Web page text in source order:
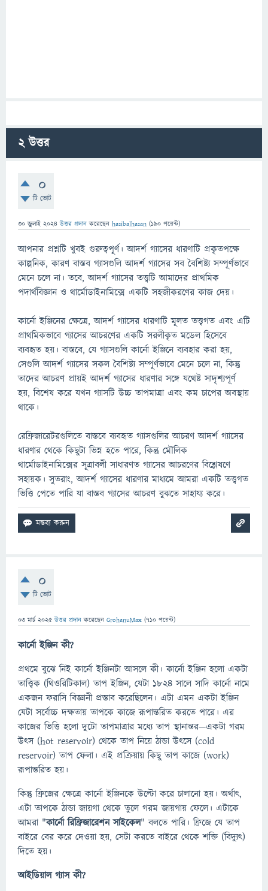
2উত্তর
0
টি ভোট
30 জুলাই 2024 উত্তর প্রদান করেছেন hasibalhasan (190 পয়েন্ট)
আপনার প্রশ্নটি খুবই গুরুত্বপূর্ণ। আদর্শ গ্যাসের ধারণাটি প্রকৃতপক্ষে
কাল্পনিক, কারণ বাস্তব গ্যাসগুলি আদর্শ গ্যাসের সব বৈশিষ্ট্য সম্পূর্ণভাবে
মেনে চলে না। তবে, আদর্শ গ্যাসের তত্ত্বটি আমাদের প্রাথমিক
পদার্থবিজ্ঞান ও থার্মোডাইনামিক্সে একটি সহজীকরণের কাজ দেয়।
কার্নো ইঞ্জিনের ক্ষেত্রে, আদর্শ গ্যাসের ধারণাটি মূলত তত্ত্বগত এবং এটি
প্রাথমিকভাবে গ্যাসের আচরণের একটি সরলীকৃত মডেল হিসেবে
ব্যবহৃত হয়। বাস্তবে, যে গ্যাসগুলি কার্নো ইঞ্জিনে ব্যবহার করা হয়,
সেগুলি আদর্শ গ্যাসের সকল বৈশিষ্ট্য সম্পূর্ণভাবে মেনে চলে না, কিন্তু
তাদের আচরণ প্রায়ই আদর্শ গ্যাসের ধারণার সঙ্গে যথেষ্ট সাদৃশ্যপূর্ণ
হয়, বিশেষ করে যখন গ্যাসটি উচ্চ তাপমাত্রা এবং কম চাপের অবস্থায়
থাকে।
রেফ্রিজারেটরগুলিতে বাস্তবে ব্যবহৃত গ্যাসগুলির আচরণ আদর্শ গ্যাসের
ধারণার থেকে কিছুটা ভিন্ন হতে পারে, কিন্তু মৌলিক
থার্মোডাইনামিক্সের সূত্রাবলী সাধারণত গ্যাসের আচরণের বিশ্লেষণে
সহায়ক। সুতরাং, আদর্শ গ্যাসের ধারণার মাধ্যমে আমরা একটি তত্ত্বগত
ভিত্তি পেতে পারি যা বাস্তব গ্যাসের আচরণ বুঝতে সাহায্য করে।
0
টি ভোট
03 মার্চ 2025 উত্তর প্রদান করেছেন GrohanuMax (710 পয়েন্ট)
কার্নো ইঞ্জিন কী?
প্রথমে বুঝে নিই কার্নো ইঞ্জিনটা আসলে কী। কার্নো ইঞ্জিন হলো একটা
তাত্ত্বিক (থিওরিটিকাল) তাপ ইঞ্জিন, যেটা ১৮২৪ সালে সাদি কার্নো নামে
একজন ফরাসি বিজ্ঞানী প্রস্তাব করেছিলেন। এটা এমন একটা ইঞ্জিন
যেটা সর্বোচ্চ দক্ষতায় তাপকে কাজে রূপান্তরিত করতে পারে। এর
কাজের ভিত্তি হলো দুটো তাপমাত্রার মধ্যে তাপ স্থানান্তর—একটা গরম
উৎস (hot reservoir) থেকে তাপ নিয়ে ঠান্ডা উৎসে (cold
reservoir) তাপ ফেলা। এই প্রক্রিয়ায় কিছু তাপ কাজে (work)
রূপান্তরিত হয়।
কিন্তু ফ্রিজের ক্ষেত্রে কার্নো ইঞ্জিনকে উল্টো করে চালানো হয়। অর্থাৎ,
এটা তাপকে ঠান্ডা জায়গা থেকে তুলে গরম জায়গায় ফেলে। এটাকে
আমরা "কার্নো রিফ্রিজারেশন সাইকেল" বলতে পারি। ফ্রিজে যে তাপ
বাইরে বের করে দেওয়া হয়, সেটা করতে বাইরে থেকে শক্তি (বিদ্যুৎ)
দিতে হয়।
আইডিয়াল গ্যাস কী?